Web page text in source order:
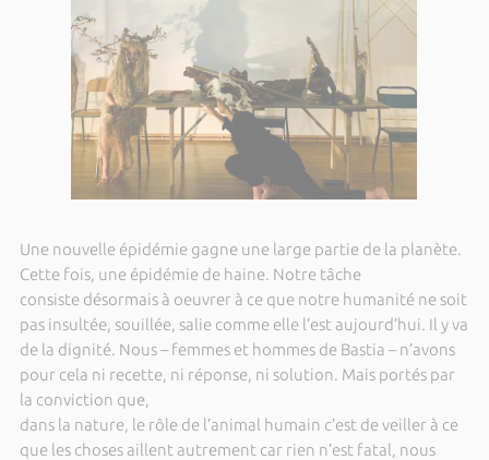
Une nouvelle épidémie gagne une large partie de la planète.
Cette fois, une épidémie de haine. Notre tâche
consiste désormais à oeuvrer à ce que notre humanité ne soit
pas insultée, souillée, salie comme elle l’est aujourd’hui. Il y va
de la dignité. Nous – femmes et hommes de Bastia – n’avons
pour cela ni recette, ni réponse, ni solution. Mais portés par
la conviction que,
dans la nature, le rôle de l’animal humain c’est de veiller à ce
que les choses aillent autrement car rien n’est fatal, nous